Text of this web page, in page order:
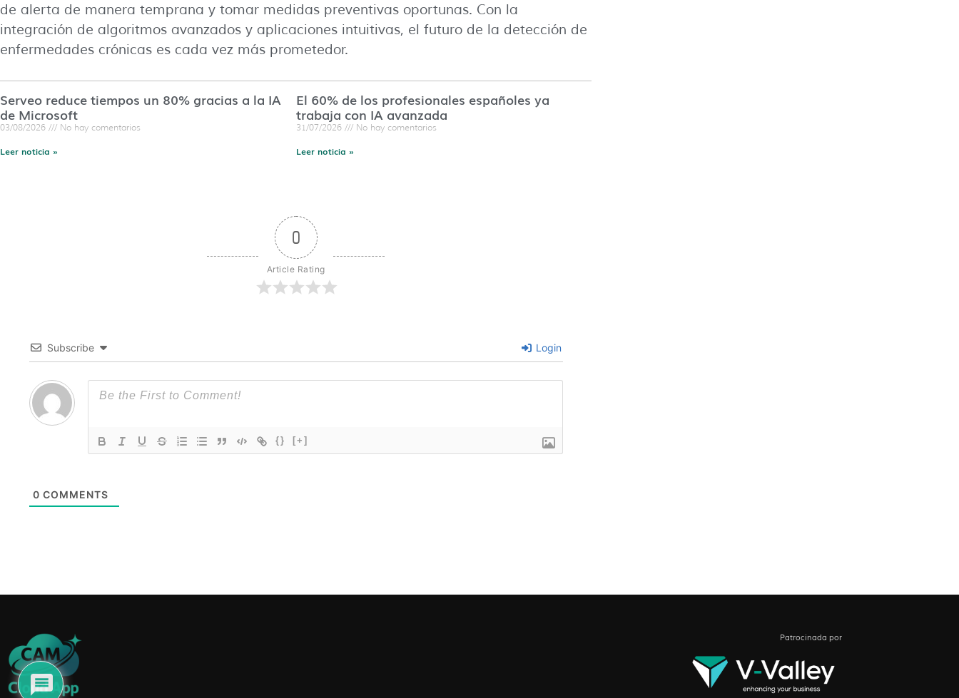
de alerta de manera temprana y tomar medidas preventivas oportunas. Con la
integración de algoritmos avanzados y aplicaciones intuitivas, el futuro de la detección de
enfermedades crónicas es cada vez más prometedor.
Serveo reduce tiempos un 80% gracias a la IA
de Microsoft
03/08/2026 No hay comentarios
Leer noticia »
El 60% de los profesionales españoles ya
trabaja con IA avanzada
31/07/2026 No hay comentarios
Leer noticia »
0
Article Rating
Subscribe Login
{} [+]
0 COMMENTS
Patrocinada por